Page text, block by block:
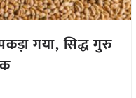
गया, सिद्ध गुरु